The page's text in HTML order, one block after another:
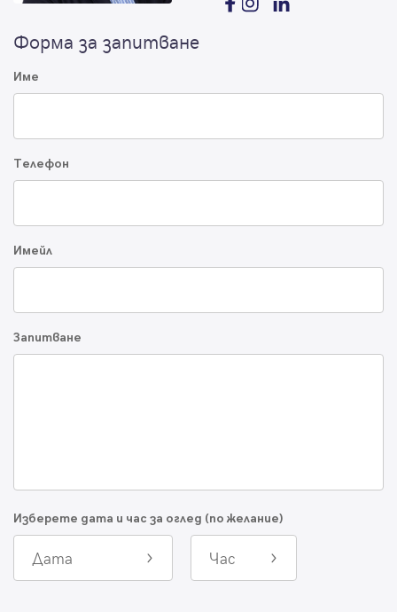
Форма за запитване
Име
Телефон
Имейл
Запитване
Изберете дата и час за оглед (по желание)
Дата Час